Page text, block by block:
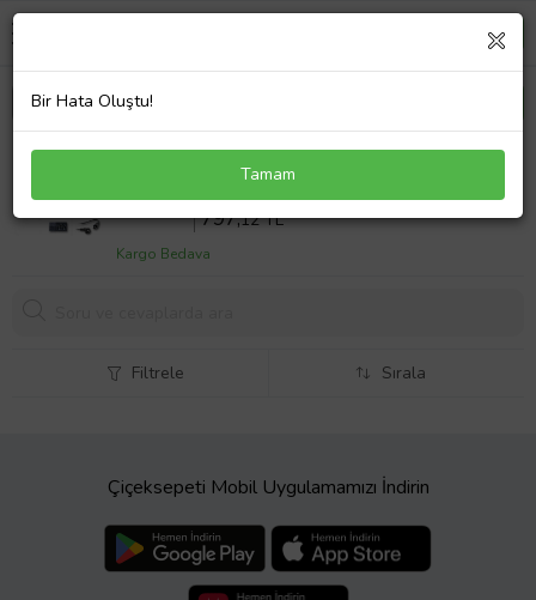
Sony Vaio VGN-SR39XN Adaptör Laptop Şarj Aleti
Sepette %10 İndirim
797,12 TL
Kargo Bedava
Filtrele Sırala
Çiçeksepeti Mobil Uygulamamızı İndirin
Bir Hata Oluştu!
Tamam